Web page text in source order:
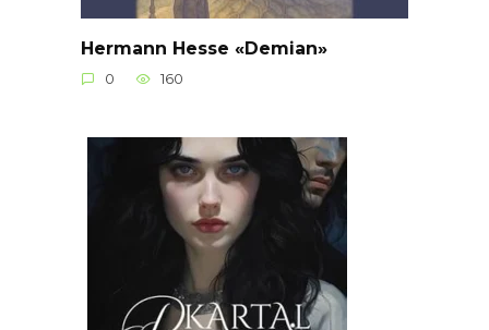
Hermann Hesse «Demian»
0 160